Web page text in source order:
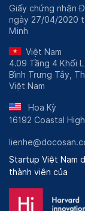
Giấy chứng nhận
ngày 27/04/2020
Minh
Việt Nam
4.09 Tầng 4 Khối
Bình Trưng Tây,
Việt Nam
Hoa Kỳ
16192 Coastal
Startup Việt Nam
thành viên của